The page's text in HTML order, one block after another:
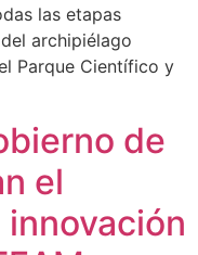
las etapas
archipiélago
Parque Científico y
de
el